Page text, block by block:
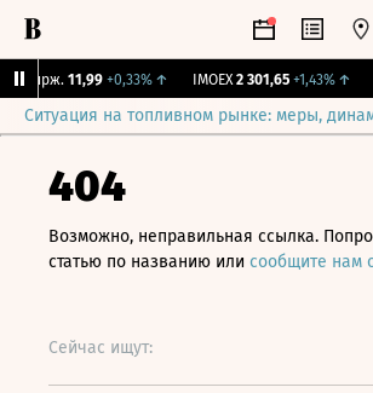
Бирж. 11,99 +0,33%↑ IMOEX 2 301,65 +1,43%↑
Ситуация на топливном рынке: меры,
404
Возможно, неправильная ссылка.
статью по названию или сообщите нам
Сейчас ищут: